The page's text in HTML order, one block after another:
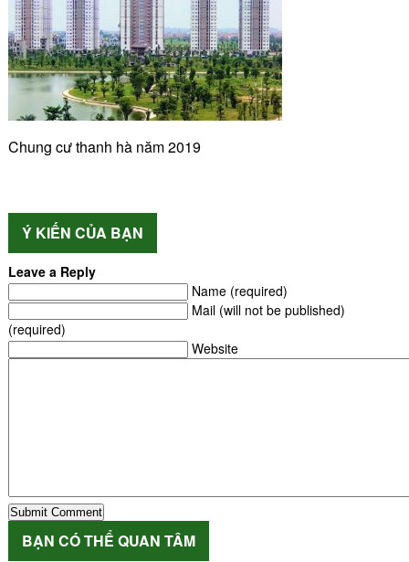
Chung cư thanh hà năm 2019
Ý KIẾN CỦA BẠN
Leave a Reply
Name (required)
Mail (will not be published)
(required)
Website
BẠN CÓ THỂ QUAN TÂM